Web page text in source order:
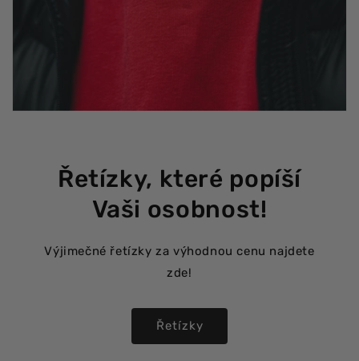
Řetízky, které popíší
Vaši osobnost!
Výjimečné řetízky za výhodnou cenu najdete
zde!
Řetízky